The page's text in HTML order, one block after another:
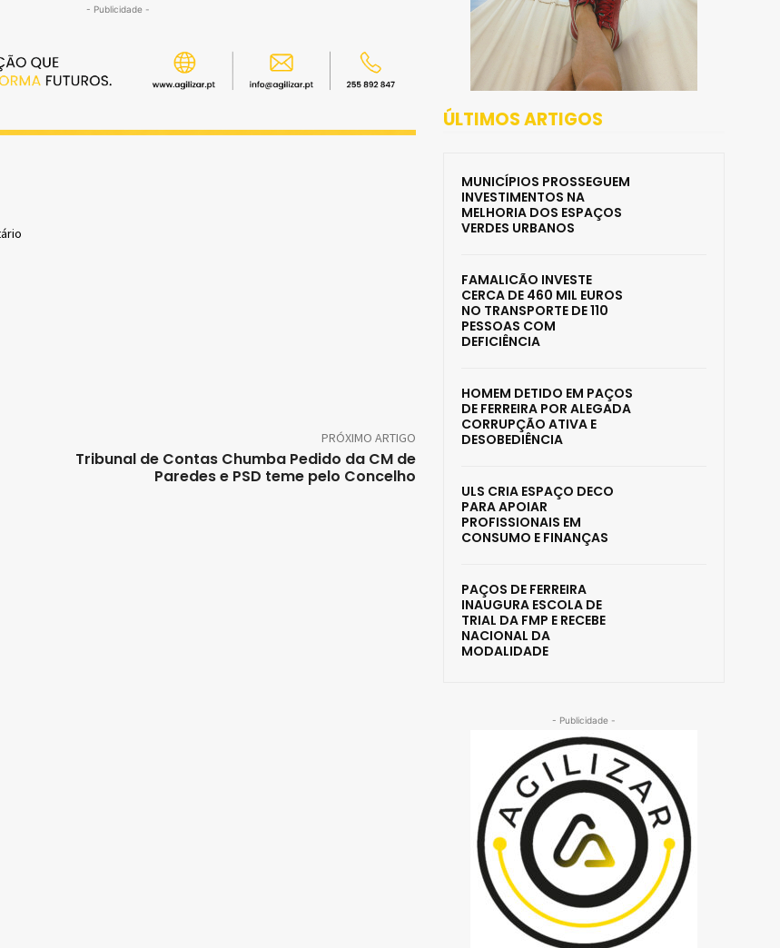
- Publicidade -
PRÓXIMO ARTIGO
Tribunal de Contas Chumba Pedido da CM de
Paredes e PSD teme pelo Concelho
ÚLTIMOS ARTIGOS
MUNICÍPIOS PROSSEGUEM
INVESTIMENTOS NA
MELHORIA DOS ESPAÇOS
VERDES URBANOS
FAMALICÃO INVESTE
CERCA DE 460 MIL EUROS
NO TRANSPORTE DE 110
PESSOAS COM
DEFICIÊNCIA
HOMEM DETIDO EM PAÇOS
DE FERREIRA POR ALEGADA
CORRUPÇÃO ATIVA E
DESOBEDIÊNCIA
ULS CRIA ESPAÇO DECO
PARA APOIAR
PROFISSIONAIS EM
CONSUMO E FINANÇAS
PAÇOS DE FERREIRA
INAUGURA ESCOLA DE
TRIAL DA FMP E RECEBE
NACIONAL DA
MODALIDADE
- Publicidade -